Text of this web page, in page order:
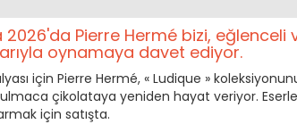
2026'da Pierre Hermé bizi, eğlenceli
oynamaya davet ediyor.
için Pierre Hermé, « Ludique »
çikolataya yeniden hayat veriyor.
için satışta.